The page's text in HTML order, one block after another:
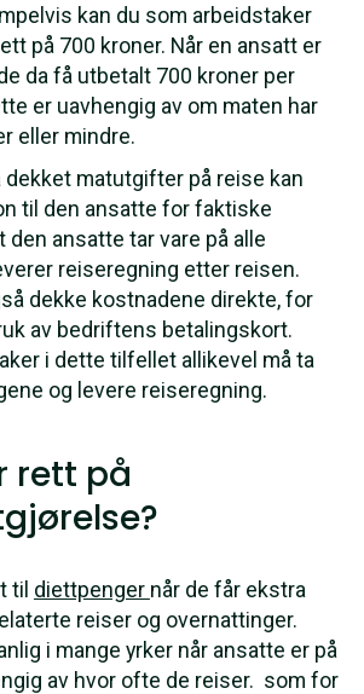
kan du som arbeidstaker
på 700 kroner. Når en ansatt er
da få utbetalt 700 kroner per
er uavhengig av om maten har
eller mindre.
dekket matutgifter på reise kan
til den ansatte for faktiske
den ansatte tar vare på alle
reiseregning etter reisen.
dekke kostnadene direkte, for
av bedriftens betalingskort.
i dette tilfellet allikevel må ta
og levere reiseregning.
rett på
til diettpenger når de får ekstra
reiser og overnattinger.
i mange yrker når ansatte er på
av hvor ofte de reiser. som for